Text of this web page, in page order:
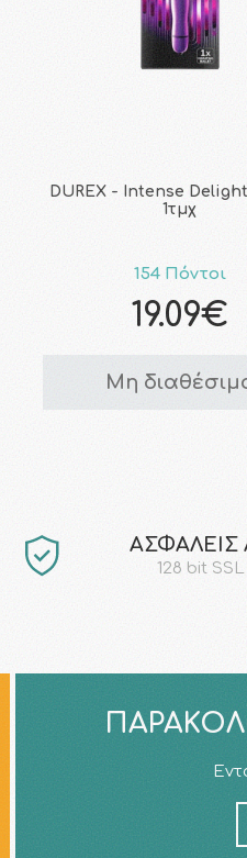
DUREX - Intense
1τμχ
154 Πόντοι
19.09€
Μη
AΣΦΑΛΕΙΣ
128 bit